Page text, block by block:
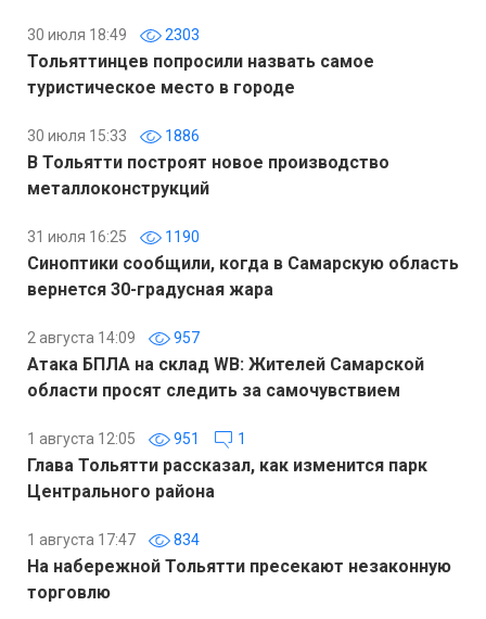
30 июля 18:49 2303
Тольяттинцев попросили назвать самое
туристическое место в городе
30 июля 15:33 1886
В Тольятти построят новое производство
металлоконструкций
31 июля 16:25 1190
Синоптики сообщили, когда в Самарскую область
вернется 30-градусная жара
2 августа 14:09 957
Атака БПЛА на склад WB: Жителей Самарской
области просят следить за самочувствием
1 августа 12:05 951 1
Глава Тольятти рассказал, как изменится парк
Центрального района
1 августа 17:47 834
На набережной Тольятти пресекают незаконную
торговлю